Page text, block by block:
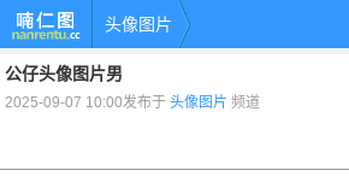
头像图片
公仔头像图片男
2025-09-07 10:00发布于头像图片 频道